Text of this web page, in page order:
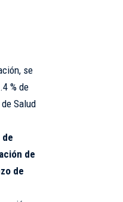
se
% de
Salud
de
de